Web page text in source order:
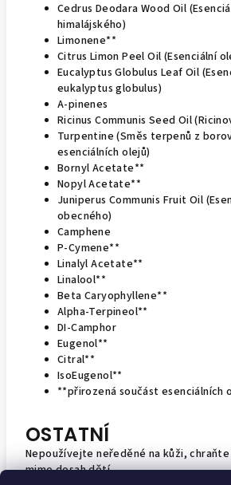
Cedrus Deodara Wood Oil
himalájského)
Limonene**
Citrus Limon Peel Oil (Esenciální
Eucalyptus Globulus Leaf Oil
eukalyptus globulus)
A-pinenes
Ricinus Communis Seed Oil
Turpentine (Směs terpenů z
esenciálních olejů)
Bornyl Acetate**
Nopyl Acetate**
Juniperus Communis Fruit Oil
obecného)
Camphene
P-Cymene**
Linalyl Acetate**
Linalool**
Beta Caryophyllene**
Alpha-Terpineol**
DI-Camphor
Eugenol**
Citral**
IsoEugenol**
**přirozená součást esenciálních
OSTATNÍ
Nepoužívejte neředěné na kůži,
mimo dosah dětí.